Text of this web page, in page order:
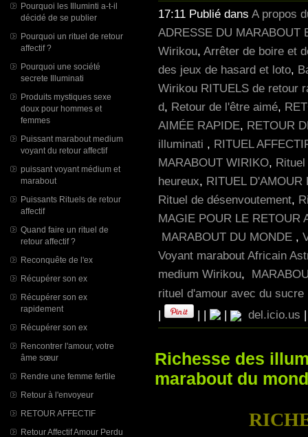
Pourquoi les Illuminti a-t-il
décidé de se publier
Pourquoi un rituel de retour
affectif ?
Pourquoi une société
secrete Illuminati
Produits mystiques sexe
doux pour hommes et
femmes
Puissant marabout medium
voyant du retour affectif
puissant voyant médium et
marabout
Puissants Rituels de retour
affectif
Quand faire un rituel de
retour affectif ?
Reconquête de l'ex
Récupérer son ex
Récupérer son ex
rapidement
Récupérer son ex
Rencontrer l'amour, votre
âme sœur
Rendre une femme fertile
Retour à l'envoyeur
RETOUR AFFECTIF
Retour Affectif Amour Perdu
17:11 Publié dans A propos
ADRESSE DU MARABOUT
Wirikou, Arrêter de boire et
des jeux de hasard et loto,
Wirikou RITUELS de retour
d, Retour de l'être aimé,
AIMÉE RAPIDE, RETOUR
illuminati , RITUEL
MARABOUT WIRIKO,
heureux, RITUEL
Rituel de désenvoutement,
MAGIE POUR LE RETOUR
MARABOUT DU MONDE ,
Voyant marabout Africain
medium Wirikou,
rituel d'amour avec du sucre
|
| | | del.icio.us
Richesse des
marabout du